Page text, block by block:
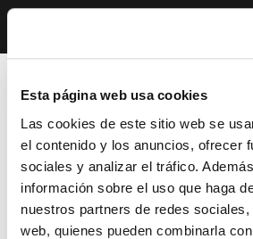
Esta página web usa cookies
Las cookies de este sitio web se
el contenido y los anuncios, ofrecer
sociales y analizar el tráfico.
información sobre el uso que haga
nuestros partners de redes
web, quienes pueden combinarla